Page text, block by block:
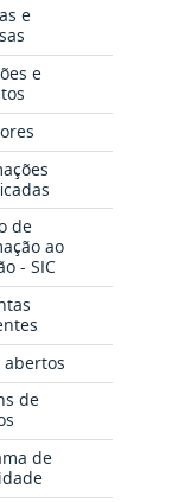
e
e
de
ao
- SIC
abertos
de
de